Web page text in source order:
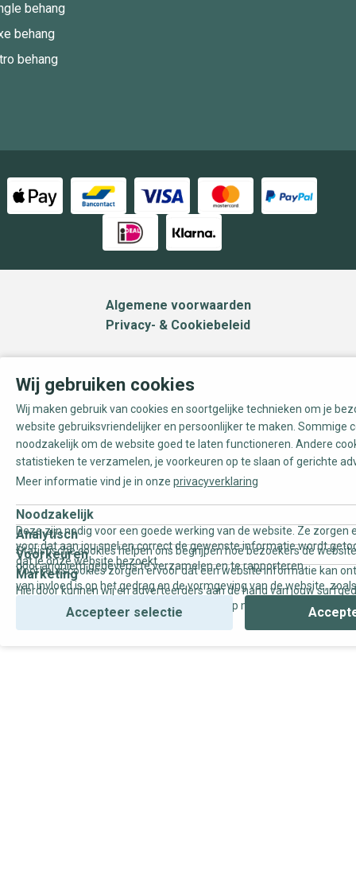
behang
behang
behang
Algemene voorwaarden
Privacy- & Cookiebeleid
Wij gebruiken cookies
Wij maken gebruik van cookies en soortgelijke technieken om je
website gebruiksvriendelijker en persoonlijker te maken. Sommige
noodzakelijk om de website goed te laten functioneren. Andere
statistieken te verzamelen, je voorkeuren op te slaan of gerichte
Meer informatie vind je in onze privacyverklaring
Noodzakelijk
Deze zijn nodig voor een goede werking van de website. Ze zorgen
voor dat aan jou snel en correct de gewenste informatie wordt
dat je onze website bezoekt.
Analytisch
Statistische cookies helpen ons begrijpen hoe bezoekers de
door anoniem gegevens te verzamelen en te rapporteren.
Voorkeuren
Voorkeurscookies zorgen ervoor dat een website informatie kan
van invloed is op het gedrag en de vormgeving van de website,
Marketing
Hierdoor kunnen wij en adverteerders aan de hand van jouw
gepersonaliseerde online advertenties en op maat gemaakte
Accepteer selectie